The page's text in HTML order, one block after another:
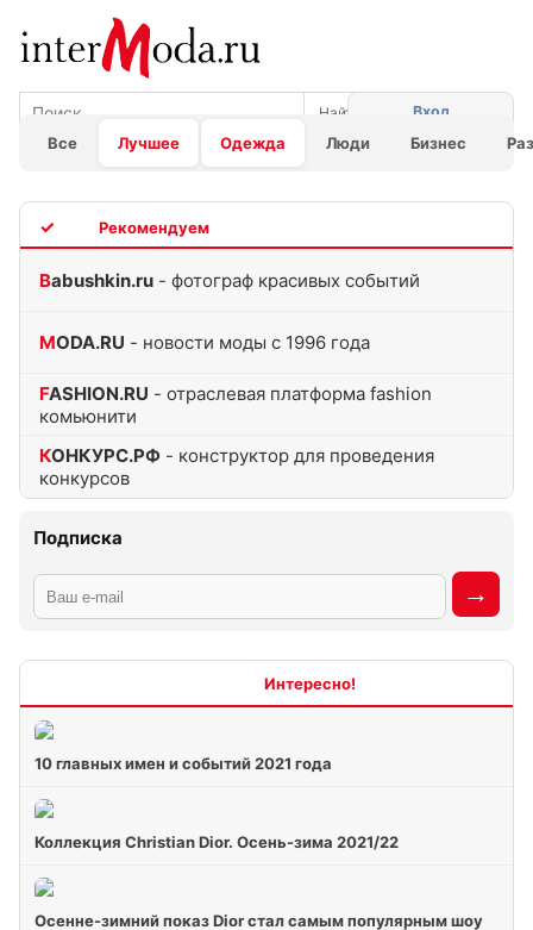
Все Лучшее Одежда Люди Бизнес
Вход
Babushkin.ru - фотограф красивых событий
MODA.RU - новости моды с 1996 года
FASHION.RU - отраслевая платформа fashion
комьюнити
КОНКУРС.РФ - конструктор для проведения
конкурсов
Подписка
10 главных имен и событий 2021 года
Коллекция Christian Dior. Осень-зима 2021/22
Осенне-зимний показ Dior стал самым популярным шоу